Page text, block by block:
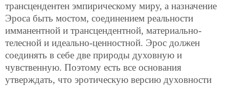
трансцендентен эмпирическому миру, а назначение
Эроса быть мостом, соединением реальности
имманентной и трансцендентной, материально-
телесной и идеально-ценностной. Эрос должен
соединять в себе две природы духовную и
чувственную. Поэтому есть все основания
утверждать, что эротическую версию духовности